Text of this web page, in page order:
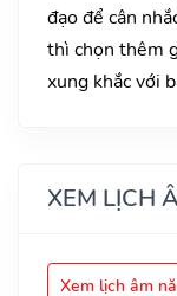
đạo để cân
thì chọn thêm
xung khắc với
XEM LỊCH
Xem lịch âm